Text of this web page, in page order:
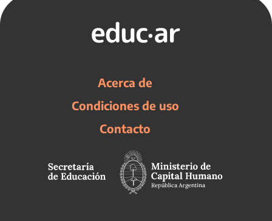
Acerca de
Condiciones de uso
Contacto